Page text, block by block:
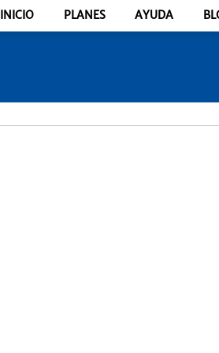
INICIO PLANES AYUDA